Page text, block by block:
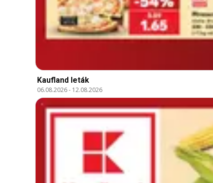
Kaufland leták
06.08.2026- 12.08.2026